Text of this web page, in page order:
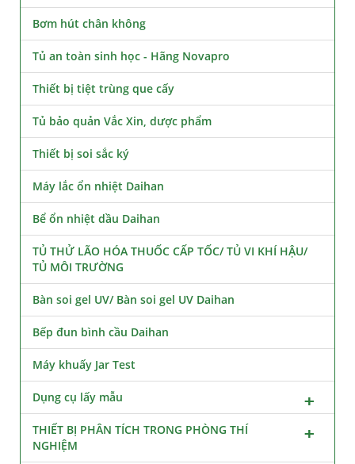
Bơm hút chân không
Tủ an toàn sinh học - Hãng Novapro
Thiết bị tiệt trùng que cấy
Tủ bảo quản Vắc Xin, dược phẩm
Thiết bị soi sắc ký
Máy lắc ổn nhiệt Daihan
Bể ổn nhiệt dầu Daihan
TỦ THỬ LÃO HÓA THUỐC CẤP TỐC/ TỦ VI KHÍ HẬU/
TỦ MÔI TRƯỜNG
Bàn soi gel UV/ Bàn soi gel UV Daihan
Bếp đun bình cầu Daihan
Máy khuấy Jar Test
Dụng cụ lấy mẫu
THIẾT BỊ PHÂN TÍCH TRONG PHÒNG THÍ
NGHIỆM